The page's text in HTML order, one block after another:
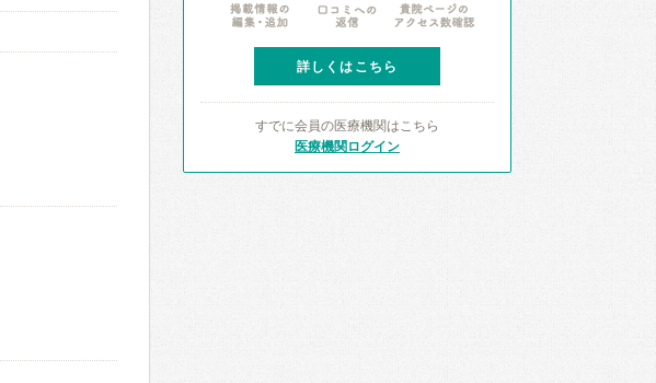
詳しくはこちら
すでに会員の医療機関はこちら
医療機関ログイン